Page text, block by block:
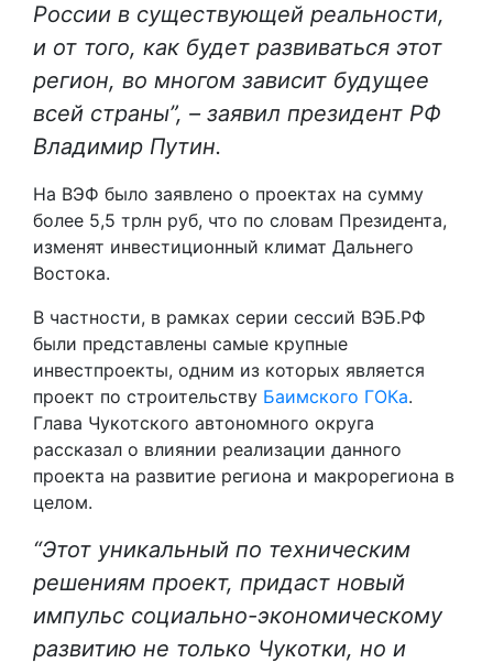
России в существующей реальности,
и от того, как будет развиваться этот
регион, во многом зависит будущее
всей страны”, – заявил президент РФ
Владимир Путин.
На ВЭФ было заявлено о проектах на сумму
более 5,5 трлн руб, что по словам Президента,
изменят инвестиционный климат Дальнего
Востока.
В частности, в рамках серии сессий ВЭБ.РФ
были представлены самые крупные
инвестпроекты, одним из которых является
проект по строительству Баимского ГОКа.
Глава Чукотского автономного округа
рассказал о влиянии реализации данного
проекта на развитие региона и макрорегиона в
целом.
“Этот уникальный по техническим
решениям проект, придаст новый
импульс социально-экономическому
развитию не только Чукотки, но и